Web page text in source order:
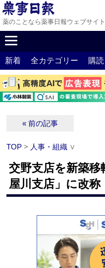
薬のことなら薬事日報ウェブサイト
新着 全カテゴリー 購
« 前の記事
TOP > 人事・組織 ∨
交野支店を新築
屋川支店」に改